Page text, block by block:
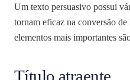
Um texto persuasivo possui
tornam eficaz na conversão
elementos mais importantes
Título atraente